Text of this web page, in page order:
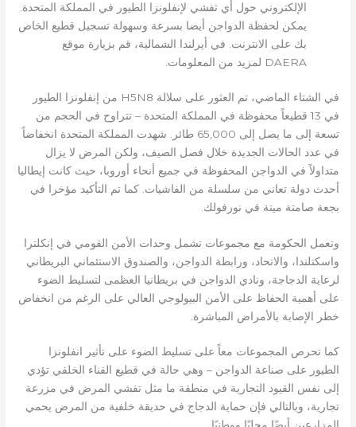
الإلكتروني حول أي تفشي لإنفلونزا الطيور في المملكة المتحدة.
يمكن لحفظة الدواجن أيضا بسرعة وسهولة تسجيل قطيع الخاص
بك على الانترنت. في أيرلندا الشمالية، قم بزيارة موقع
DAERA لمزيد من المعلومات.
في الشتاء الماضي، تم العثور على سلالة H5N8 من إنفلونزا الطيور
في 13 قطيعاً محفوظة في المملكة المتحدة – تتراوح في الحجم من
تسعة إلى ما يصل إلى 65,000 طائر. شهدت المملكة المتحدة انخفاضاً
في عدد الحالات الجديدة خلال فصل الصيف، ولكن المرض لا يزال
متداولاً في الدواجن المحفوظة في جميع أنحاء أوروبا، حيث كانت إيطاليا
أحدث دولة تعاني من سلسلة من الفاشيات. كما تم التأكيد مؤخرا في
بجعة صامتة ميتة في نورفولك.
وتعمل الحكومة مع مجموعات تشمل وحدات الأمن القومي في إنكلترا
واسكتلندا، والاتحاد، ورابطة الدواجن، والصندوق الاستئماني البريطاني
لرعاية الدجاجة، ونادي الدواجن في بريطانيا العظمى لتسليط الضوء
على أهمية الحفاظ على الأمن البيولوجي العالي على الرغم من انخفاض
خطر الإصابة بالأمراض المباشرة.
كما تحرص المجموعات معاً على تسليط الضوء على تأثير انفلونزا
الطيور على صناعة الدواجن – وهي حالة في قطيع الفناء الخلفي تؤدي
إلى نفس القيود التجارية في منطقة ما مثل تفشي المرض في مزرعة
تجارية، وبالتالي فإن حماية الدجاج في حديقة خلفية من المرض يحمي